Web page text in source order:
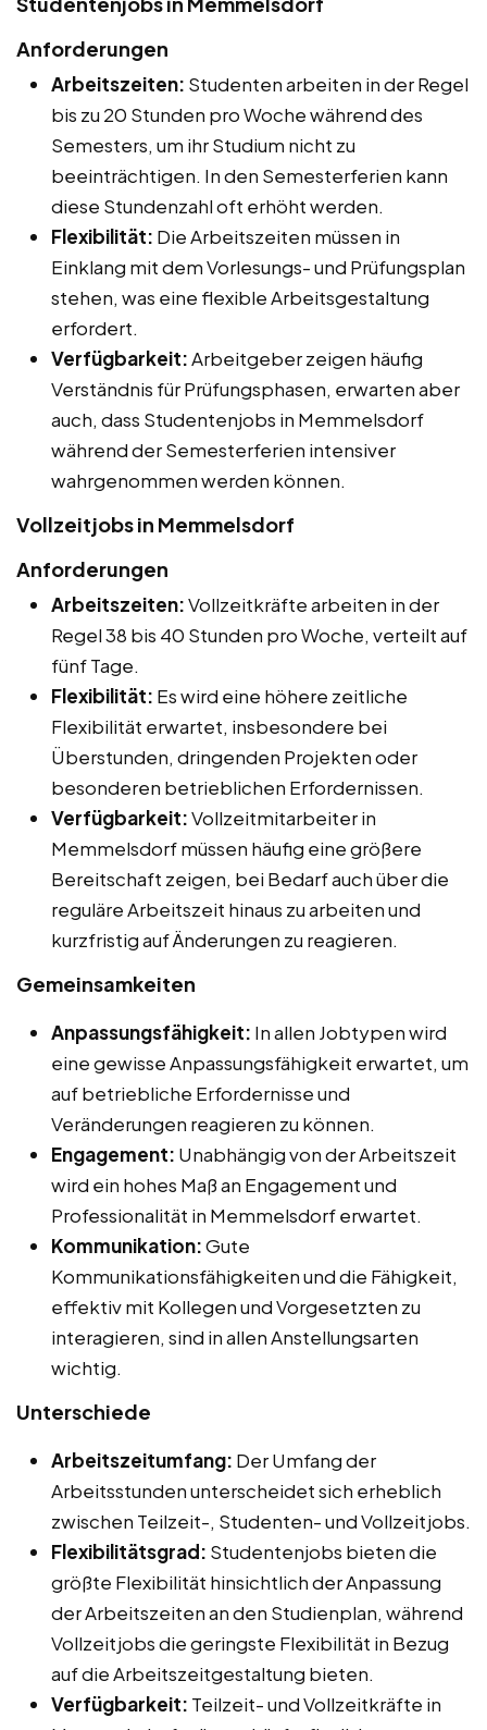
Anforderungen
Arbeitszeiten: Studenten arbeiten in der Regel
bis zu 20 Stunden pro Woche während des
Semesters, um ihr Studium nicht zu
beeinträchtigen. In den Semesterferien kann
diese Stundenzahl oft erhöht werden.
Flexibilität: Die Arbeitszeiten müssen in
Einklang mit dem Vorlesungs- und Prüfungsplan
stehen, was eine flexible Arbeitsgestaltung
erfordert.
Verfügbarkeit:Arbeitgeber zeigen häufig
Verständnis für Prüfungsphasen, erwarten aber
auch, dass Studentenjobs in Memmelsdorf
während der Semesterferien intensiver
wahrgenommen werden können.
Vollzeitjobs in Memmelsdorf
Anforderungen
Arbeitszeiten:Vollzeitkräfte arbeiten in der
Regel 38 bis 40 Stunden pro Woche, verteilt auf
fünf Tage.
Flexibilität: Es wird eine höhere zeitliche
Flexibilität erwartet, insbesondere bei
Überstunden, dringenden Projekten oder
besonderen betrieblichen Erfordernissen.
Verfügbarkeit:Vollzeitmitarbeiter in
Memmelsdorf müssen häufig eine größere
Bereitschaft zeigen, bei Bedarf auch über die
reguläre Arbeitszeit hinaus zu arbeiten und
kurzfristig auf Änderungen zu reagieren.
Gemeinsamkeiten
Anpassungsfähigkeit: In allen Jobtypen wird
eine gewisse Anpassungsfähigkeit erwartet, um
auf betriebliche Erfordernisse und
Veränderungen reagieren zu können.
Engagement: Unabhängig von der Arbeitszeit
wird ein hohes Maß an Engagement und
Professionalität in Memmelsdorf erwartet.
Kommunikation:Gute
Kommunikationsfähigkeiten und die Fähigkeit,
effektiv mit Kollegen und Vorgesetzten zu
interagieren, sind in allen Anstellungsarten
wichtig.
Unterschiede
Arbeitszeitumfang: Der Umfang der
Arbeitsstunden unterscheidet sich erheblich
zwischen Teilzeit-, Studenten- und Vollzeitjobs.
Flexibilitätsgrad: Studentenjobs bieten die
größte Flexibilität hinsichtlich der Anpassung
der Arbeitszeiten an den Studienplan, während
Vollzeitjobs die geringste Flexibilität in Bezug
auf die Arbeitszeitgestaltung bieten.
Verfügbarkeit: Teilzeit- und Vollzeitkräfte in